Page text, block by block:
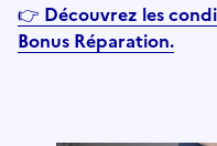
👉 Découvrez les
Bonus Réparation.